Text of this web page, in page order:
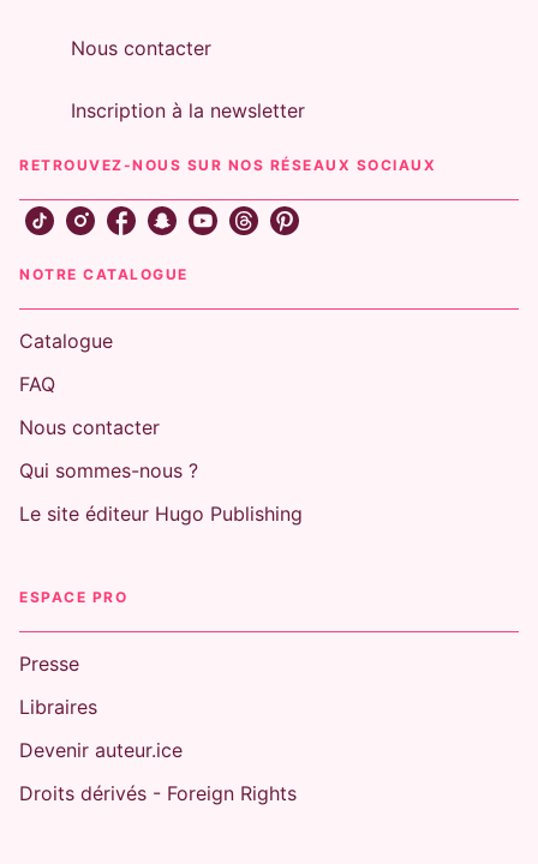
Nous contacter
Inscription à la newsletter
RETROUVEZ-NOUS SUR NOS RÉSEAUX SOCIAUX
NOTRE CATALOGUE
Catalogue
FAQ
Nous contacter
Qui sommes-nous ?
Le site éditeur Hugo Publishing
ESPACE PRO
Presse
Libraires
Devenir auteur.ice
Droits dérivés - Foreign Rights